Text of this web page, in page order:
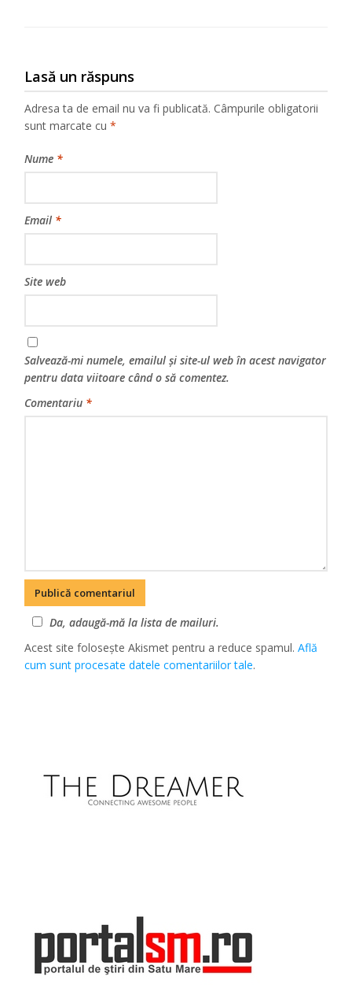
Lasă un răspuns
Adresa ta de email nu va fi publicată. Câmpurile obligatorii
sunt marcate cu*
Nume *
Email *
Site web
Salvează-mi numele, emailul și site-ul web în acest navigator
pentru data viitoare când o să comentez.
Comentariu *
Da, adaugă-mă la lista de mailuri.
Acest site folosește Akismet pentru a reduce spamul.Află
cum sunt procesate datele comentariilor tale.